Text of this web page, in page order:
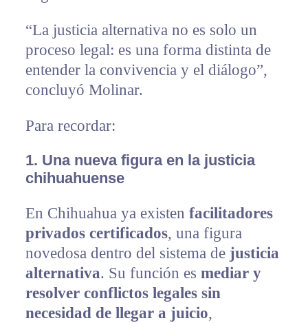
“La justicia alternativa no es solo un
proceso legal: es una forma distinta de
entender la convivencia y el diálogo”,
concluyó Molinar.
Para recordar:
1. Una nueva figura en la justicia
chihuahuense
En Chihuahua ya existen facilitadores
privados certificados, una figura
novedosa dentro del sistema de justicia
alternativa. Su función es mediar y
resolver conflictos legales sin
necesidad de llegar a juicio,